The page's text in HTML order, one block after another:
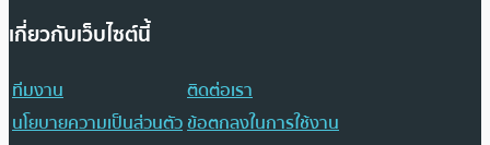
เกี่ยวกับเว็บไซต์นี้
ทีมงาน
ติดต่อเรา
นโยบายความเป็นส่วนตัวข้อตกลงในการใช้งาน